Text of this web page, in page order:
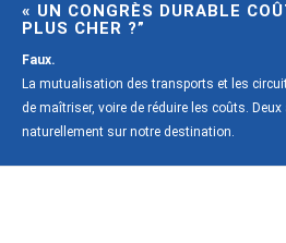
« UN CONGRÈS DURABLE
PLUS CHER ?”
Faux.
La mutualisation des transports et les
de maîtriser, voire de réduire les coûts.
naturellement sur notre destination.